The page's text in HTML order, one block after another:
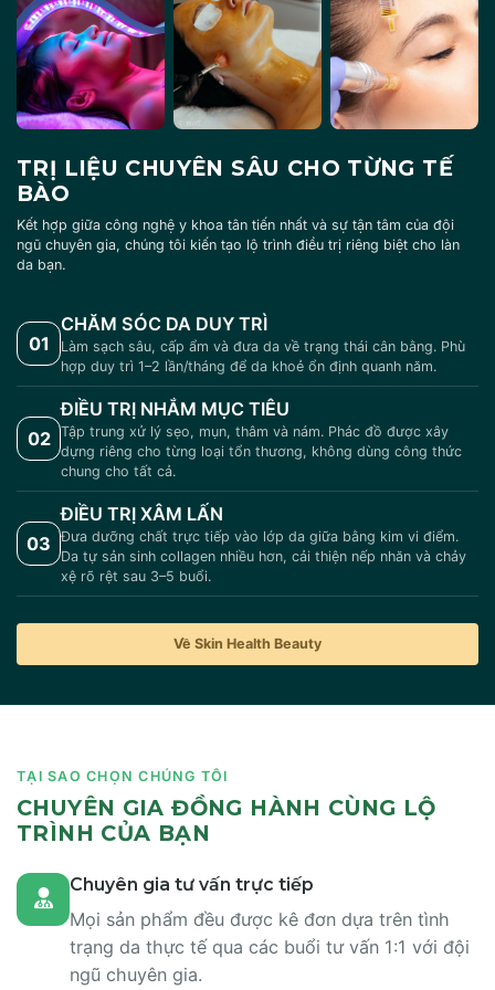
TRỊ LIỆU CHUYÊN SÂU CHO TỪNG TẾ
BÀO
Kết hợp giữa công nghệ y khoa tân tiến nhất và sự tận tâm của đội
ngũ chuyên gia, chúng tôi kiến tạo lộ trình điều trị riêng biệt cho làn
da bạn.
01
CHĂM SÓC DA DUY TRÌ
Làm sạch sâu, cấp ẩm và đưa da về trạng thái cân bằng. Phù
hợp duy trì 1–2 lần/tháng để da khoẻ ổn định quanh năm.
02
ĐIỀU TRỊ NHẮM MỤC TIÊU
Tập trung xử lý sẹo, mụn, thâm và nám. Phác đồ được xây
dựng riêng cho từng loại tổn thương, không dùng công thức
chung cho tất cả.
03
ĐIỀU TRỊ XÂM LẤN
Đưa dưỡng chất trực tiếp vào lớp da giữa bằng kim vi điểm.
Da tự sản sinh collagen nhiều hơn, cải thiện nếp nhăn và chảy
xệ rõ rệt sau 3–5 buổi.
Về Skin Health Beauty
TẠI SAO CHỌN CHÚNG TÔI
CHUYÊN GIA ĐỒNG HÀNH CÙNG LỘ
TRÌNH CỦA BẠN
Chuyên gia tư vấn trực tiếp
Mọi sản phẩm đều được kê đơn dựa trên tình
trạng da thực tế qua các buổi tư vấn 1:1 với đội
ngũ chuyên gia.